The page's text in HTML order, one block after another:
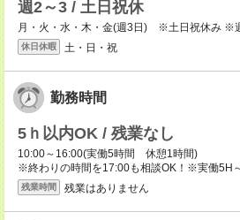
週2～3 / 土日祝休
月・火・水・木・金(週3日) ※土日祝休み ※
休日休暇 土・日・祝
勤務時間
5ｈ以内OK / 残業なし
10:00～16:00(実働5時間 休憩1時間)
※終わりの時間を17:00も相談OK！※実働5H
残業時間 残業はありません